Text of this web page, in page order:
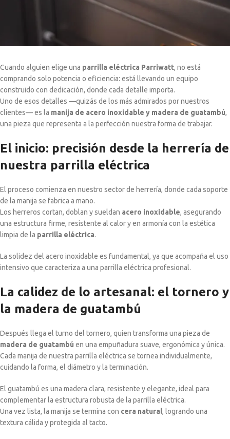
Cuando alguien elige una parrilla eléctrica Parriwatt, no está
comprando solo potencia o eficiencia: está llevando un equipo
construido con dedicación, donde cada detalle importa.
Uno de esos detalles —quizás de los más admirados por nuestros
clientes— es la manija de acero inoxidable y madera de guatambú,
una pieza que representa a la perfección nuestra forma de trabajar.
El inicio: precisión desde la herrería de
nuestra parrilla eléctrica
El proceso comienza en nuestro sector de herrería, donde cada soporte
de la manija se fabrica a mano.
Los herreros cortan, doblan y sueldan acero inoxidable, asegurando
una estructura firme, resistente al calor y en armonía con la estética
limpia de la parrilla eléctrica.
La solidez del acero inoxidable es fundamental, ya que acompaña el uso
intensivo que caracteriza a una parrilla eléctrica profesional.
La calidez de lo artesanal: el tornero y
la madera de guatambú
Después llega el turno del tornero, quien transforma una pieza de
madera de guatambú en una empuñadura suave, ergonómica y única.
Cada manija de nuestra parrilla eléctrica se tornea individualmente,
cuidando la forma, el diámetro y la terminación.
El guatambú es una madera clara, resistente y elegante, ideal para
complementar la estructura robusta de la parrilla eléctrica.
Una vez lista, la manija se termina con cera natural, logrando una
textura cálida y protegida al tacto.